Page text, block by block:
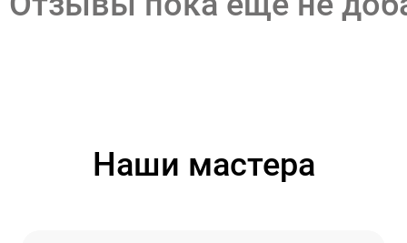
Наши мастера